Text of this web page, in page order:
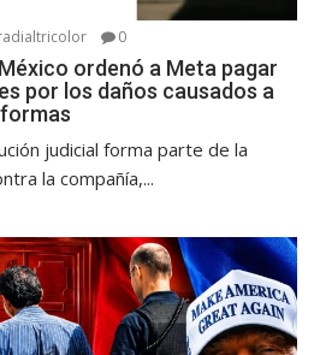
0
ordenó a Meta pagar
por los daños causados a
judicial forma parte de la
la compañía,...